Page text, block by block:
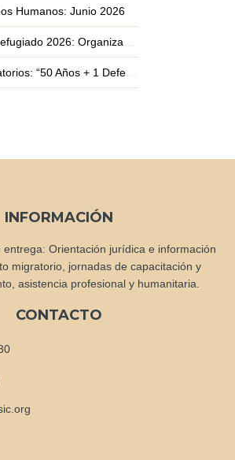
Humanos: Junio 2026
En La Fe Exigen Protección Frente A La Crisis De Desplazamiento
Defendiendo La Vida Y Los Derechos Humanos”
INFORMACIÓN
entrega: Orientación jurídica e información
migratorio, jornadas de capacitación y
asistencia profesional y humanitaria.
CONTACTO